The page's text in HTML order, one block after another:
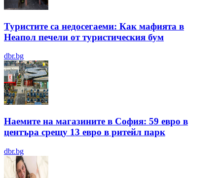
Туристите са недосегаеми: Как мафията в
Неапол печели от туристическия бум
dbr.bg
Наемите на магазините в София: 59 евро в
центъра срещу 13 евро в ритейл парк
dbr.bg